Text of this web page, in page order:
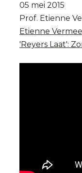
26
Juni,
2015
I
05 mei 2015
Prof. Etienne
Etienne
'Reyers Laat':